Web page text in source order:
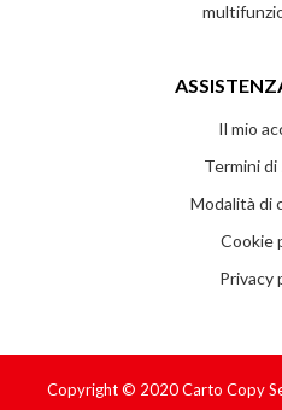
Il mio
Termini di
Modalità di
Cookie
Privacy
Copyright © 2020Carto Copy